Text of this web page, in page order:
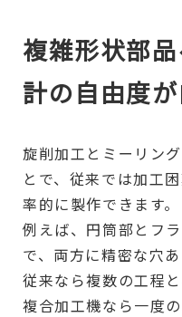
複雑形状部
計の自由度
旋削加工とミーリン
とで、従来では加工
率的に製作できます。
例えば、円筒部とフ
で、両方に精密な穴
従来なら複数の工程
複合加工機なら一度